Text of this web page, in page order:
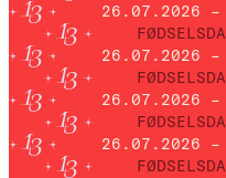
26.07.2026
26.07.2026
26.07.2026
26.07.2026